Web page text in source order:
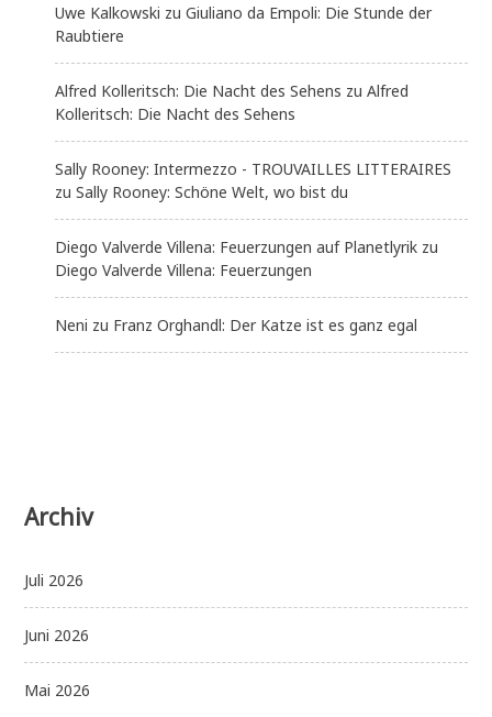
Uwe Kalkowski zuGiuliano da Empoli: Die Stunde der
Raubtiere
Alfred Kolleritsch: Die Nacht des Sehens zuAlfred
Kolleritsch: Die Nacht des Sehens
Sally Rooney: Intermezzo - TROUVAILLES LITTERAIRES
zuSally Rooney: Schöne Welt, wo bist du
Diego Valverde Villena: Feuerzungen auf Planetlyrik zu
Diego Valverde Villena: Feuerzungen
Neni zu Franz Orghandl: Der Katze ist es ganz egal
Archiv
Juli 2026
Juni 2026
Mai 2026